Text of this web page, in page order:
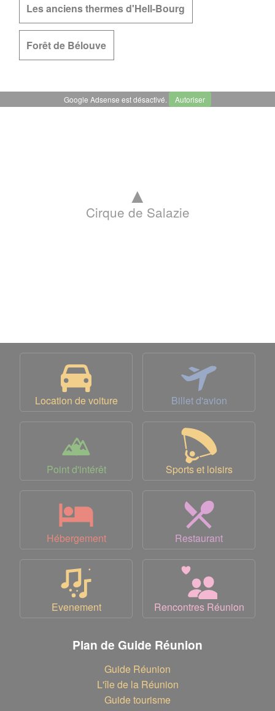
Les anciens thermes d'Hell-Bourg
Forêt de Bélouve
Google Adsense est désactivé. Autoriser
▲
Cirque de Salazie
Location de voiture Billet d'avion
Point d'intérêt Sports et loisirs
Hébergement Restaurant
Evenement Rencontres Réunion
Plan de Guide Réunion
Guide Réunion
L'île de la Réunion
Guide tourisme